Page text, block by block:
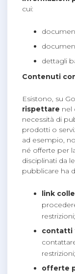
cui:
dettagli
Contenuti
Esistono, su
rispettare nel
necessità di
prodotti o
ad esempio,
né offerte per
disciplinati da
pubblicare ha
link
restrizioni;
contatti
restrizioni;
offerte